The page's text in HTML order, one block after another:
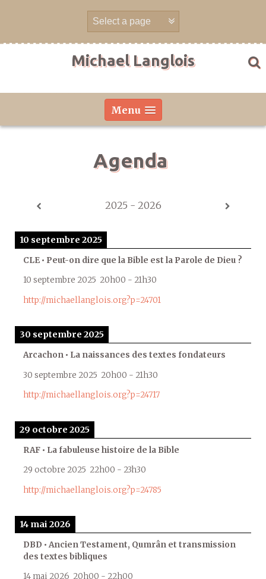
Michael Langlois
Menu
Agenda
2025 - 2026
10 septembre 2025
CLE • Peut-on dire que la Bible est la Parole de Dieu ?
10 septembre 2025 20h00 - 21h30
http://michaellanglois.org?p=24701
30 septembre 2025
Arcachon • La naissances des textes fondateurs
30 septembre 2025 20h00 - 21h30
http://michaellanglois.org?p=24717
29 octobre 2025
RAF • La fabuleuse histoire de la Bible
29 octobre 2025 22h00 - 23h30
http://michaellanglois.org?p=24785
14 mai 2026
DBD • Ancien Testament, Qumrân et transmission
des textes bibliques
14 mai 2026 20h00 - 22h00